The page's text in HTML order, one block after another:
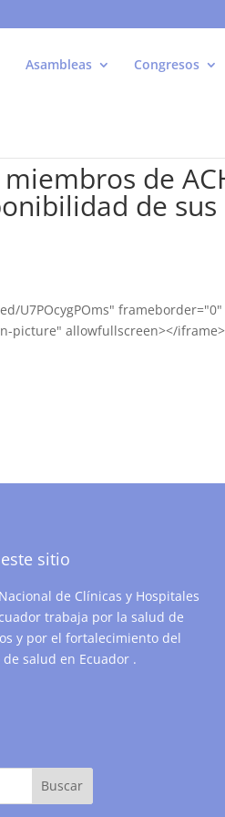
Asambleas Congresos
de
de sus
U7POcygPOms" frameborder="0"
picture" allowfullscreen></iframe>
sitio
de Clínicas y Hospitales
trabaja por la salud de
y por el fortalecimiento del
salud en Ecuador .